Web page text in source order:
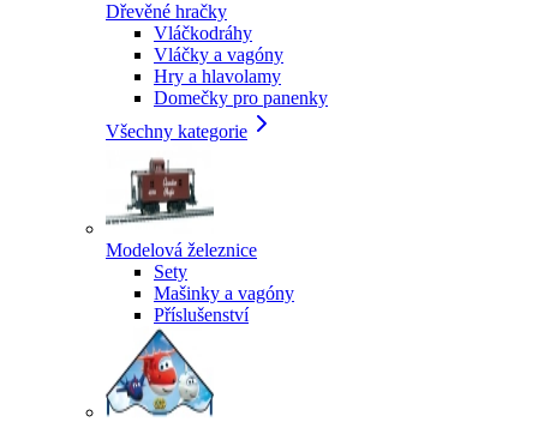
Dřevěné hračky
Vláčkodráhy
Vláčky a vagóny
Hry a hlavolamy
Domečky pro panenky
Všechny kategorie
Modelová železnice
Sety
Mašinky a vagóny
Příslušenství